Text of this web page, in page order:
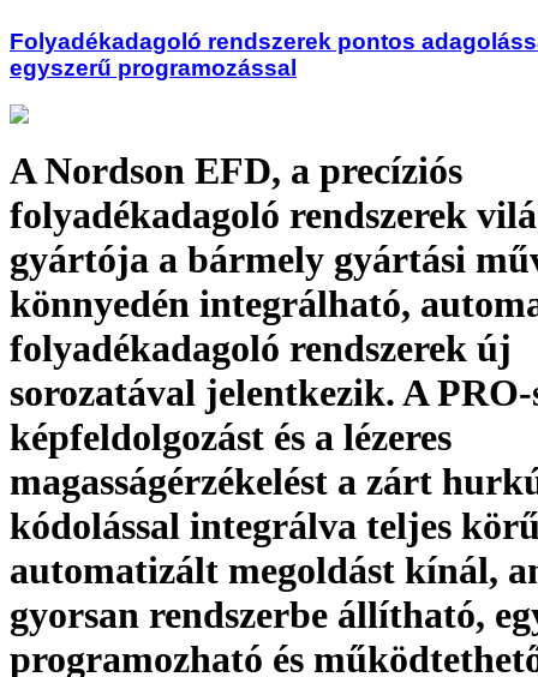
Folyadékadagoló rendszerek pontos
egyszerű programozással
A Nordson EFD, a precíziós
folyadékadagoló rendszerek
gyártója a bármely gyártási
könnyedén integrálható,
folyadékadagoló rendszerek új
sorozatával jelentkezik. A
képfeldolgozást és a lézeres
magasságérzékelést a zárt
kódolással integrálva teljes
automatizált megoldást kínál,
gyorsan rendszerbe állítható,
programozható és